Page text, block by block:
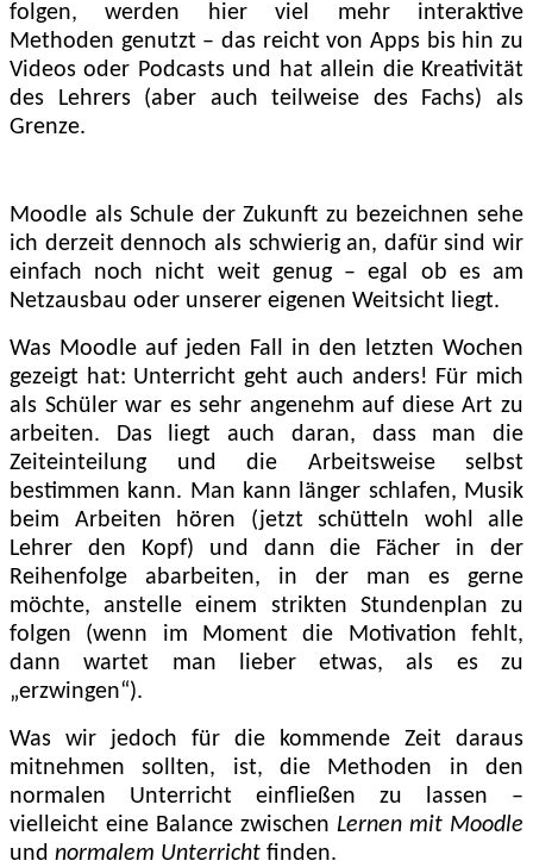
folgen, werden hier viel mehr interaktive
Methoden genutzt – das reicht von Apps bis hin zu
Videos oder Podcasts und hat allein die Kreativität
des Lehrers (aber auch teilweise des Fachs) als
Grenze.
Moodle als Schule der Zukunft zu bezeichnen sehe
ich derzeit dennoch als schwierig an, dafür sind wir
einfach noch nicht weit genug – egal ob es am
Netzausbau oder unserer eigenen Weitsicht liegt.
Was Moodle auf jeden Fall in den letzten Wochen
gezeigt hat: Unterricht geht auch anders! Für mich
als Schüler war es sehr angenehm auf diese Art zu
arbeiten. Das liegt auch daran, dass man die
Zeiteinteilung und die Arbeitsweise selbst
bestimmen kann. Man kann länger schlafen, Musik
beim Arbeiten hören (jetzt schütteln wohl alle
Lehrer den Kopf) und dann die Fächer in der
Reihenfolge abarbeiten, in der man es gerne
möchte, anstelle einem strikten Stundenplan zu
folgen (wenn im Moment die Motivation fehlt,
dann wartet man lieber etwas, als es zu
„erzwingen“).
Was wir jedoch für die kommende Zeit daraus
mitnehmen sollten, ist, die Methoden in den
normalen Unterricht einfließen zu lassen –
vielleicht eine Balance zwischen Lernen mit Moodle
und normalem Unterricht finden.